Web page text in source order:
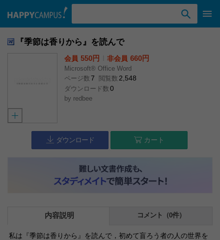
『季節は香りから』を読んで
会員 550円 非会員 660円
Microsoft® Office Word
ページ数 7 閲覧数 2,548
ダウンロード数 0
by redbee
ダウンロード カート
内容説明 コメント（0件）
私は『季節は香りから』を読んで，初めて盲ろう者の人の世界を